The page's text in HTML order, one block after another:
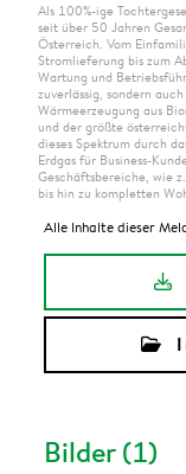
Als 100%-ige
seit über 50 Jahren
Österreich. Vom
Stromlieferung bis zum
Wartung und
zuverlässig, sondern
Wärmeerzeugung aus
und der größte
dieses Spektrum durch
Erdgas für Business-
Geschäftsbereiche, wie
bis hin zu kompletten
Alle Inhalte dieser
Bilder (1)